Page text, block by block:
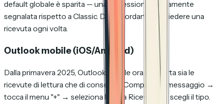
default globale è sparita — una regressione ampiamente
segnalata rispetto a Classic. Devi ricordarti di richiedere una
ricevuta ogni volta.
Outlook mobile (iOS/Android)
Dalla primavera 2025, Outlook mobile ora supporta sia le
ricevute di lettura che di consegna. Componi un messaggio →
tocca il menu "+" → seleziona l'icona Ricevute → scegli il tipo.